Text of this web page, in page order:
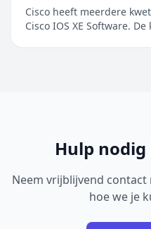
Cisco heeft meerdere
Cisco IOS XE Software.
Hulp
Neem vrijblijvend
hoe we je